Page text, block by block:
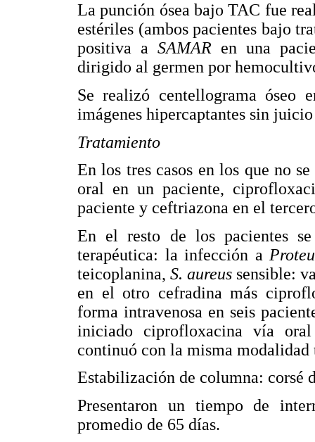
La punción ósea bajo TAC fue
estériles (ambos pacientes bajo
positiva a SAMAR en una
dirigido al germen por
Se realizó centellograma óseo
imágenes hipercaptantes sin
Tratamiento
En los tres casos en los que no
oral en un paciente,
paciente y ceftriazona en el
En el resto de los pacientes
terapéutica: la infección a
teicoplanina, S. aureus sensible:
en el otro cefradina más
forma intravenosa en seis
iniciado ciprofloxacina vía
continuó con la misma
Estabilización de columna: corsé
Presentaron un tiempo de
promedio de 65 días.